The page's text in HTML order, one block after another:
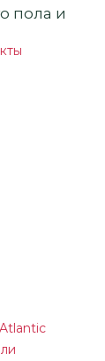
пола и